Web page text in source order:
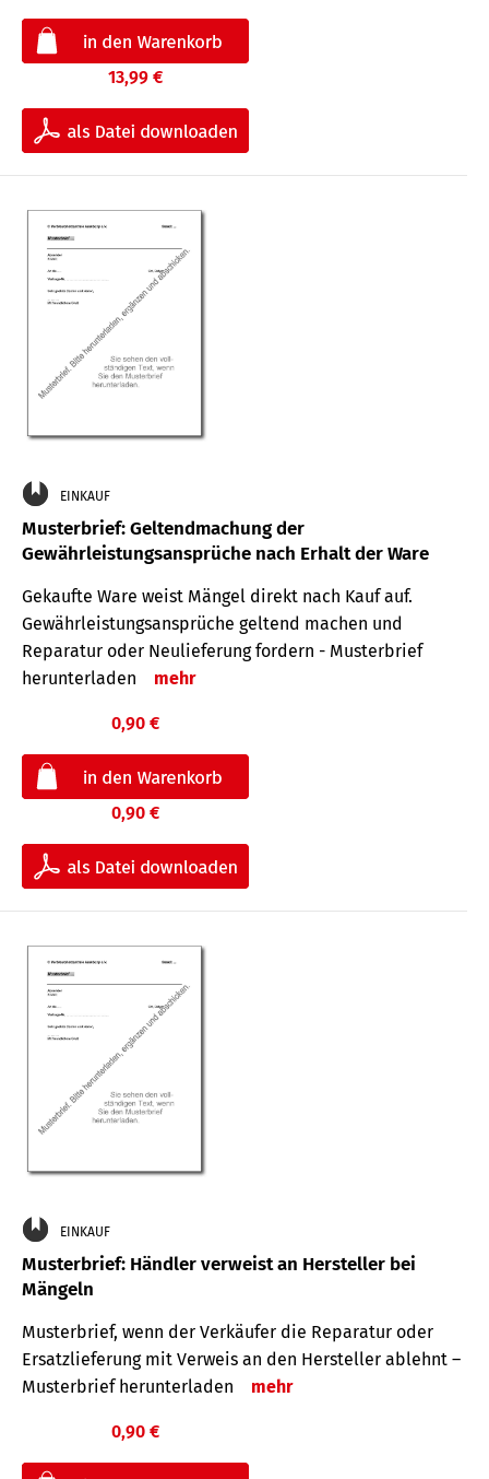
13,99 €
EINKAUF
Musterbrief: Geltendmachung der
Gewährleistungsansprüche nach Erhalt der Ware
Gekaufte Ware weist Mängel direkt nach Kauf auf.
Gewährleistungsansprüche geltend machen und
Reparatur oder Neulieferung fordern - Musterbrief
herunterladen
mehr
0,90 €
0,90 €
EINKAUF
Musterbrief: Händler verweist an Hersteller bei
Mängeln
Musterbrief, wenn der Verkäufer die Reparatur oder
Ersatzlieferung mit Verweis an den Hersteller ablehnt –
Musterbrief herunterladen
mehr
0,90 €